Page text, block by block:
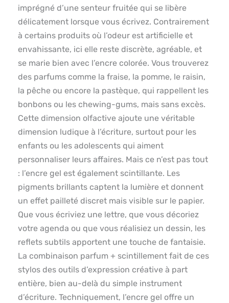
imprégné d’une senteur fruitée qui se libère
délicatement lorsque vous écrivez. Contrairement
à certains produits où l’odeur est artificielle et
envahissante, ici elle reste discrète, agréable, et
se marie bien avec l’encre colorée. Vous trouverez
des parfums comme la fraise, la pomme, le raisin,
la pêche ou encore la pastèque, qui rappellent les
bonbons ou les chewing-gums, mais sans excès.
Cette dimension olfactive ajoute une véritable
dimension ludique à l’écriture, surtout pour les
enfants ou les adolescents qui aiment
personnaliser leurs affaires. Mais ce n’est pas tout
: l’encre gel est également scintillante. Les
pigments brillants captent la lumière et donnent
un effet pailleté discret mais visible sur le papier.
Que vous écriviez une lettre, que vous décoriez
votre agenda ou que vous réalisiez un dessin, les
reflets subtils apportent une touche de fantaisie.
La combinaison parfum + scintillement fait de ces
stylos des outils d’expression créative à part
entière, bien au-delà du simple instrument
d’écriture. Techniquement, l’encre gel offre un